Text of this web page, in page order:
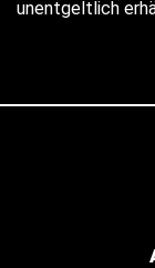
unentgeltlich